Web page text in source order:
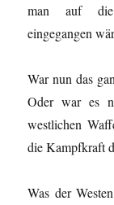
man auf die
eingegangen
War nun das
Oder war es
westlichen
die Kampfkraft
Was der